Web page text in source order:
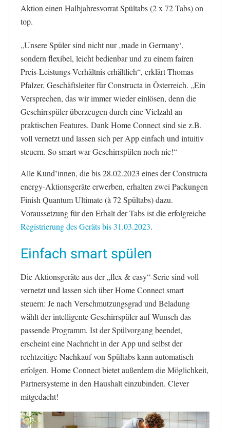
Aktion einen Halbjahresvorrat Spültabs (2 x 72 Tabs) on
top.
„Unsere Spüler sind nicht nur ‚made in Germany‘,
sondern flexibel, leicht bedienbar und zu einem fairen
Preis-Leistungs-Verhältnis erhältlich“, erklärt Thomas
Pfalzer, Geschäftsleiter für Constructa in Österreich. „Ein
Versprechen, das wir immer wieder einlösen, denn die
Geschirrspüler überzeugen durch eine Vielzahl an
praktischen Features. Dank Home Connect sind sie z.B.
voll vernetzt und lassen sich per App einfach und intuitiv
steuern. So smart war Geschirrspülen noch nie!“
Alle Kund*innen, die bis 28.02.2023 eines der Constructa
energy-Aktionsgeräte erwerben, erhalten zwei Packungen
Finish Quantum Ultimate (à 72 Spültabs) dazu.
Voraussetzung für den Erhalt der Tabs ist die erfolgreiche
Registrierung des Geräts bis 31.03.2023.
Einfach smart spülen
Die Aktionsgeräte aus der „flex & easy“-Serie sind voll
vernetzt und lassen sich über Home Connect smart
steuern: Je nach Verschmutzungsgrad und Beladung
wählt der intelligente Geschirrspüler auf Wunsch das
passende Programm. Ist der Spülvorgang beendet,
erscheint eine Nachricht in der App und selbst der
rechtzeitige Nachkauf von Spültabs kann automatisch
erfolgen. Home Connect bietet außerdem die Möglichkeit,
Partnersysteme in den Haushalt einzubinden. Clever
mitgedacht!